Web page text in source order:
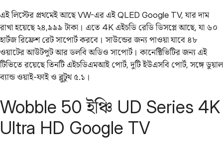
এই লিস্টের প্রথমেই আছে VW-এর এই QLED Google TV, যার দাম
রাখা হয়েছে ২৪,৯৯৯ টাকা। এতে 4K এইচডি রেডি ডিসপ্লে আছে, যা ৬০
হার্টজ রিফ্রেশ রেট সাপোর্ট করবে। সাউন্ডের জন্য পাওয়া যাবে ৪৮
ওয়াটের আউটপুট আর ডলবি অডিও সাপোর্ট। কানেক্টিভিটির জন্য এই
টিভিতে রয়েছে তিনটি এইচডিএমআই পোর্ট, দুটি ইউএসবি পোর্ট, সঙ্গে ডুয়াল
ব্যান্ড ওয়াই-ফাই ও ব্লুটুথ ৫.১।
Wobble 50 ইঞ্চি UD Series 4K
Ultra HD Google TV